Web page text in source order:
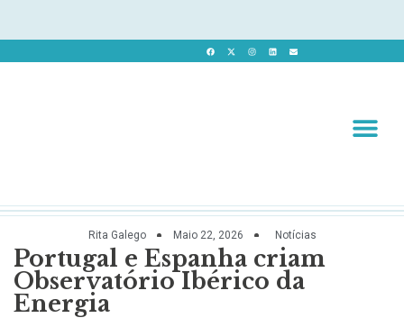
Rita Galego Maio 22, 2026 Notícias
Portugal e Espanha criam
Observatório Ibérico da
Energia